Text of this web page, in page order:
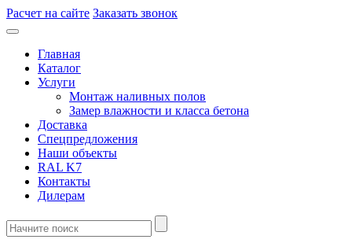
Расчет на сайте Заказать звонок
Главная
Каталог
Услуги
Монтаж наливных полов
Замер влажности и класса бетона
Доставка
Спецпредложения
Наши объекты
RAL K7
Контакты
Дилерам